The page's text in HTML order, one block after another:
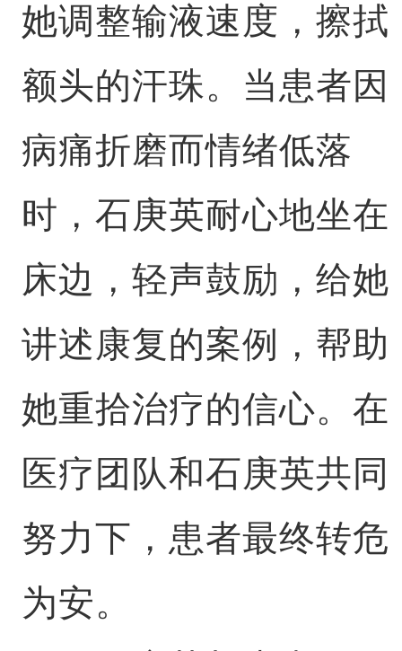
她调整输液速度，擦拭
额头的汗珠。当患者因
病痛折磨而情绪低落
时，石庚英耐心地坐在
床边，轻声鼓励，给她
讲述康复的案例，帮助
她重拾治疗的信心。在
医疗团队和石庚英共同
努力下，患者最终转危
为安。